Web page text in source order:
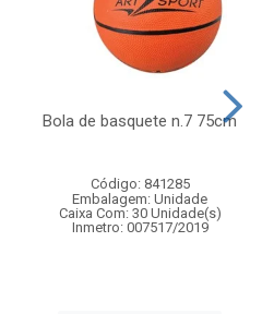
Bola de basquete n.7 75cm
Código: 841285
Embalagem: Unidade
Caixa Com: 30 Unidade(s)
Inmetro: 007517/2019